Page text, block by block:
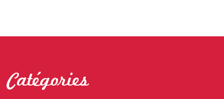
Les
Les
Catégories